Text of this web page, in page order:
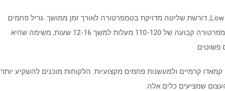
טכניקת הצלייה האיטית, או ה-Low and Slow, דורשת שליטה מדויקת בטמפרטורה לאורך זמן ממושך. גריל פחמים
איכותי עם בידוד טוב מסוגל לשמור על טמפרטורה קבועה של 110-120 מעלות למשך 12-16 שעות, משימה שהיא
פשוטים.
קמאדו קרמיים ולמעשנות פחמים מקצועיות. הלקוחות מוכנים להשקיע יותר
שמציעים כלים אלה.